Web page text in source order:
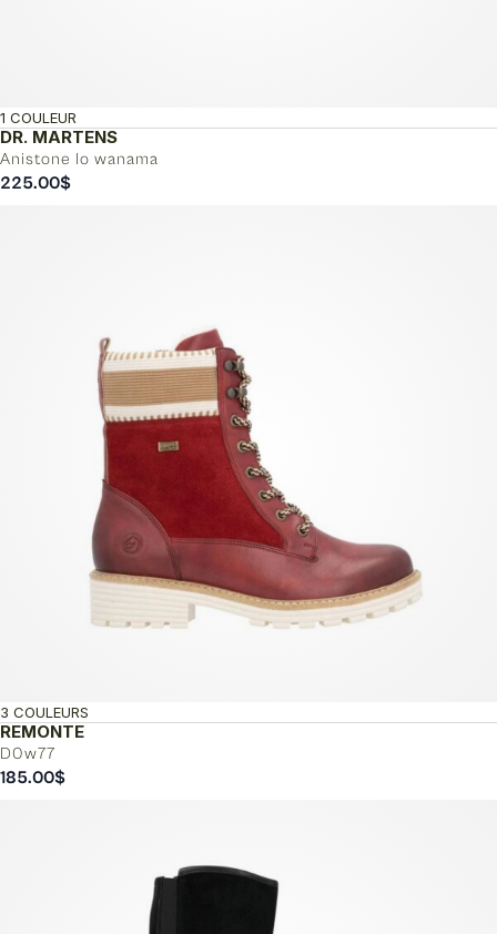
DR. MARTENS
Anistone lo wanama
1 COULEUR
225.00$
REMONTE
D0w77
3 COULEURS
185.00$